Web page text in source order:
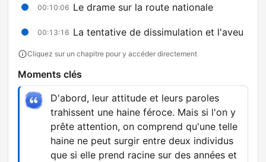
00:10:06 Le drame sur la route nationale
00:13:16 La tentative de dissimulation et l'aveu
Cliquez sur un chapitre pour y accéder directement
Moments clés
D'abord, leur attitude et leurs paroles
trahissent une haine féroce. Mais si l'on y
prête attention, on comprend qu'une telle
haine ne peut surgir entre deux individus
que si elle prend racine sur des années et